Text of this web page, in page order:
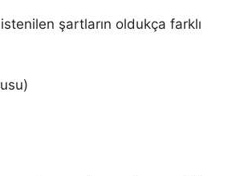
şartların oldukça farklı